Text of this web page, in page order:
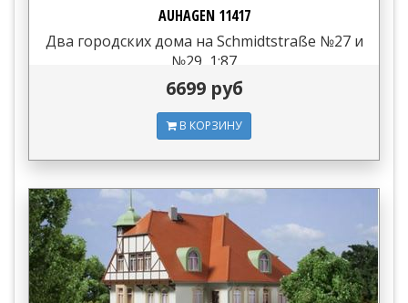
AUHAGEN 11417
Два городских дома на Schmidtstraße №27 и
№29, 1:87
6699 руб
В КОРЗИНУ